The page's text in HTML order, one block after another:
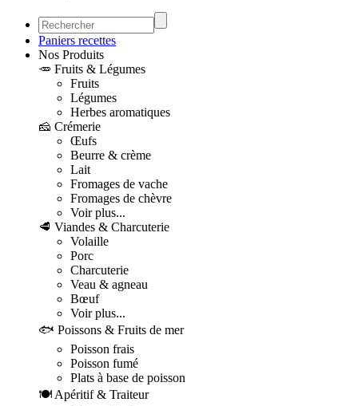
Paniers recettes
Nos Produits
🥕 Fruits & Légumes
Fruits
Légumes
Herbes aromatiques
🧀 Crémerie
Œufs
Beurre & crème
Lait
Fromages de vache
Fromages de chèvre
Voir plus...
🥩 Viandes & Charcuterie
Volaille
Porc
Charcuterie
Veau & agneau
Bœuf
Voir plus...
🐟 Poissons & Fruits de mer
Poisson frais
Poisson fumé
Plats à base de poisson
🍽️ Apéritif & Traiteur